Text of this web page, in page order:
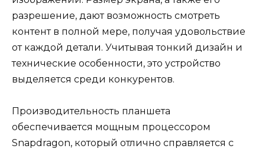
разрешение, дают возможность смотреть
контент в полной мере, получая удовольствие
от каждой детали. Учитывая тонкий дизайн и
технические особенности, это устройство
выделяется среди конкурентов.
Производительность планшета
обеспечивается мощным процессором
Snapdragon, который отлично справляется с